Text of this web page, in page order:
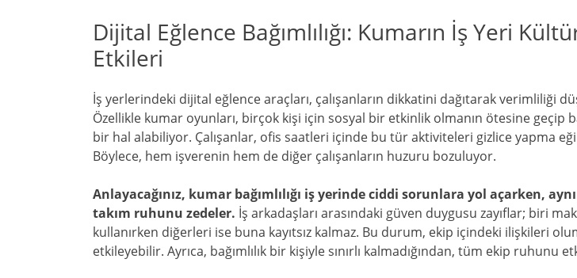
Dijital Eğlence Bağımlılığı: Kumarın İş Yeri
Etkileri
İş yerlerindeki dijital eğlence araçları, çalışanların dikkatini dağıtarak verimliliği
Özellikle kumar oyunları, birçok kişi için sosyal bir etkinlik olmanın ötesine geçip
bir hal alabiliyor. Çalışanlar, ofis saatleri içinde bu tür aktiviteleri gizlice yapma
Böylece, hem işverenin hem de diğer çalışanların huzuru bozuluyor.
Anlayacağınız, kumar bağımlılığı iş yerinde ciddi sorunlara yol açarken,
takım ruhunu zedeler. İş arkadaşları arasındaki güven duygusu zayıflar; biri
kullanırken diğerleri ise buna kayıtsız kalmaz. Bu durum, ekip içindeki ilişkileri
etkileyebilir. Ayrıca, bağımlılık bir kişiyle sınırlı kalmadığından, tüm ekip ruhunu